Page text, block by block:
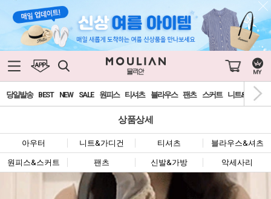
당일발송 BEST NEW SALE 원피스 티셔츠 블라우스 팬츠 스커트 니트&가디건
상품상세
아우터 니트&가디건 티셔츠 블라우스&셔츠
원피스&스커트 팬츠 신발&가방 악세사리